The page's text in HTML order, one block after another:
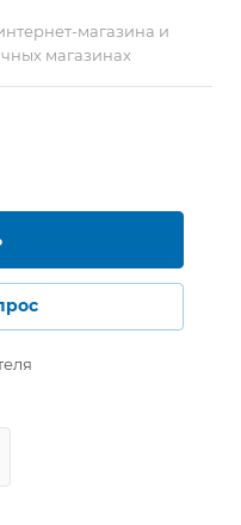
магазина и
магазинах